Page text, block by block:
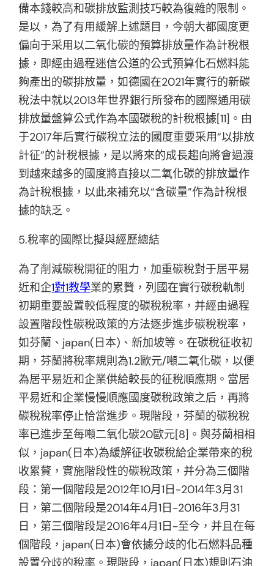
備本錢較高和碳排放監測技巧較為復雜的限制。
是以，為了有用緩解上述題目，今朝大都國度更
偏向于采用以二氧化碳的預算排放量作為計稅根
據，即經由過程迷信公道的公式預算化石燃料能
夠產出的碳排放量，如德國在2021年實行的新碳
稅法中就以2013年世界銀行所發布的國際通用碳
排放量盤算公式作為本國碳稅的計稅根據[11]。由
于2017年后實行碳稅立法的國度重要采用“以排放
計征”的計稅根據，是以將來的成長趨向將會過渡
到越來越多的國度將直接以二氧化碳的排放量作
為計稅根據，以此來補充以“含碳量”作為計稅根
據的缺乏。
5.稅率的國際比擬與經歷總結
為了削減碳稅開征的阻力，加重碳稅對于居平易
近和企1對1教學業的累贅，列國在實行碳稅軌制
初期重要設置較低程度的碳稅稅率，并經由過程
設置階段性碳稅政策的方法逐步進步碳稅稅率，
如芬蘭、japan(日本)、新加坡等。在碳稅征收初
期，芬蘭將稅率規則為1.2歐元/噸二氧化碳，以便
為居平易近和企業供給較長的征稅順應期。當居
平易近和企業慢慢順應國度碳稅政策之后，再將
碳稅稅率停止恰當進步。現階段，芬蘭的碳稅稅
率已進步至每噸二氧化碳20歐元[8]。與芬蘭相相
似，japan(日本)為緩解征收碳稅給企業帶來的稅
收累贅，實施階段性的碳稅政策，并分為三個階
段：第一個階段是2012年10月1日-2014年3月31
日，第二個階段是2014年4月1日-2016年3月31
日，第三個階段是2016年4月1日-至今，并且在每
個階段，japan(日本)會依據分歧的化石燃料品種
設置分歧的稅率。現階段，japan(日本)規則石油